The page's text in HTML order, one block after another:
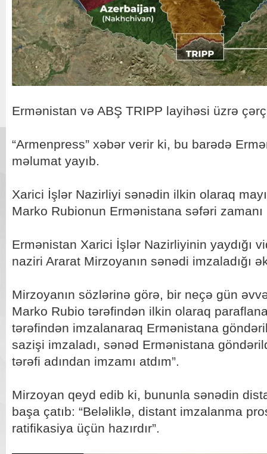
Ermənistan və ABŞ TRIPP layihəsi üzrə
“Armenpress” xəbər verir ki, bu barədə
məlumat yayıb.
Xarici İşlər Nazirliyi sənədin ilkin olaraq
Marko Rubionun Ermənistana səfəri zamanı
Ermənistan Xarici İşlər Nazirliyinin yaydığı
naziri Ararat Mirzoyanın sənədi imzaladığı
Mirzoyanın sözlərinə görə, bir neçə gün
Marko Rubio tərəfindən ilkin olaraq
tərəfindən imzalanaraq Ermənistana
sazişi imzaladı, sənəd Ermənistana
tərəfi adından imzamı atdım”.
Mirzoyan qeyd edib ki, bununla sənədin
başa çatıb: “Beləliklə, distant imzalanma
ratifikasiya üçün hazırdır”.